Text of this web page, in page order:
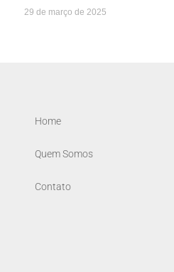
29 de março de 2025
Home
Quem Somos
Contato